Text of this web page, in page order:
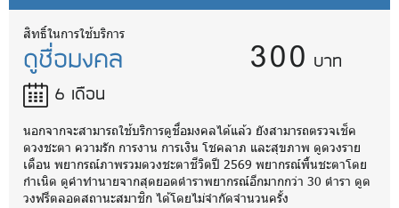
สิทธิ์ในการใช้บริการ
ดูชื่อมงคล
6 เดือน
300 บาท
นอกจากจะสามารถใช้บริการดูชื่อมงคลได้แล้ว ยังสามารถตรวจเช็ค
ดวงชะตา ความรัก การงาน การเงิน โชคลาภ และสุขภาพ ดูดวงราย
เดือน พยากรณ์ภาพรวมดวงชะตาชีวิตปี 2569 พยากรณ์พื้นชะตาโดย
กำเนิด ดูคำทำนายจากสุดยอดตำราพยากรณ์อีกมากกว่า 30 ตำรา ดูด
วงฟรีตลอดสถานะสมาชิก ได้โดยไม่จำกัดจำนวนครั้ง